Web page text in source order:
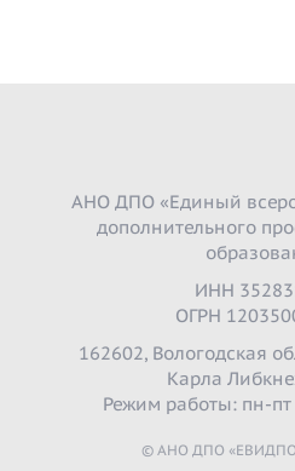
АНО ДПО «Единый
дополнительного
ИНН
ОГРН
162602, Вологодская
Карла
Режим работы: пн-
© АНО ДПО